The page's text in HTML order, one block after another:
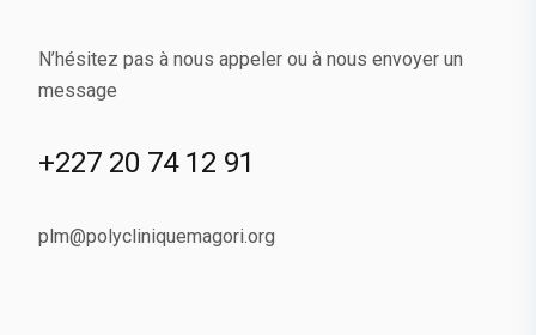
N’hésitez pas à nous appeler ou à nous envoyer un
message
+227 20 74 12 91
plm@polycliniquemagori.org